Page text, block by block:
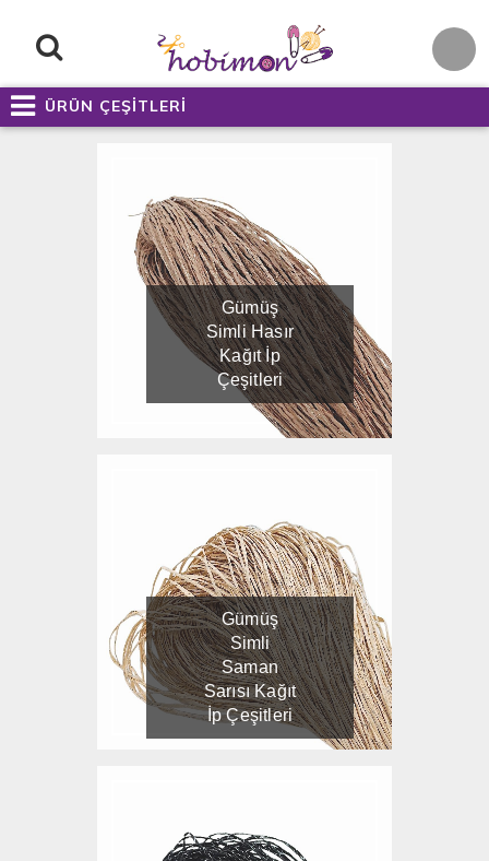
ÜRÜN ÇEŞİTLERİ
Gümüş
Simli Hasır
Kağıt İp
Çeşitleri
Gümüş
Simli
Saman
Sarısı Kağıt
İp Çeşitleri